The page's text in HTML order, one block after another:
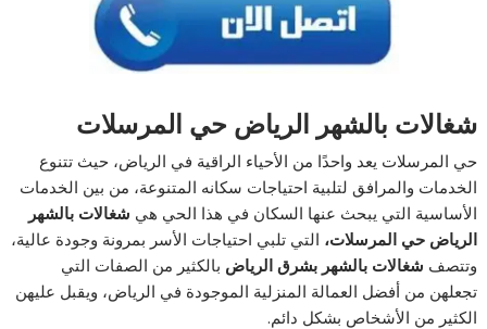
شغالات بالشهر الرياض حي المرسلات
حي المرسلات يعد واحدًا من الأحياء الراقية في الرياض، حيث تتنوع
الخدمات والمرافق لتلبية احتياجات سكانه المتنوعة، من بين الخدمات
الأساسية التي يبحث عنها السكان في هذا الحي هي شغالات بالشهر
الرياض حي المرسلات، التي تلبي احتياجات الأسر بمرونة وجودة عالية،
وتتصف شغالات بالشهر بشرق الرياض بالكثير من الصفات التي
تجعلهن من أفضل العمالة المنزلية الموجودة في الرياض، ويقبل عليهن
الكثير من الأشخاص بشكل دائم.